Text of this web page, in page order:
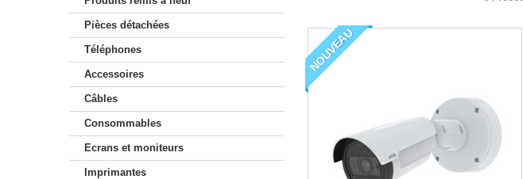
Pièces détachées
Téléphones
Accessoires
Câbles
Consommables
Ecrans et moniteurs
Imprimantes
NOUVEAU